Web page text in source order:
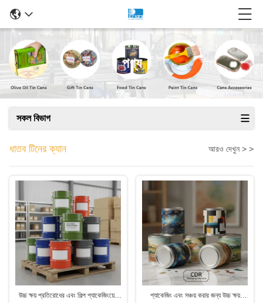
পণ্য
সকল বিভাগ
ধাতব টিনের ক্যান আরও দেখুন > >
উচ্চ ক্ষয় প্রতিরোধের এবং শিল্প প্যাকেজিংয়ের
প্যাকেজিং এবং সঞ্চয় করার জন্য উচ্চ ক্ষয়